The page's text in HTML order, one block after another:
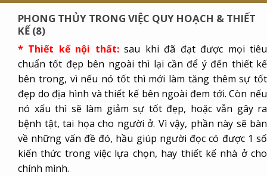
PHONG THỦY TRONG VIỆC QUY HOẠCH & THIẾT
KẾ (8)
* Thiết kế nội thất: sau khi đã đạt được mọi tiêu
chuẩn tốt đẹp bên ngoài thì lại cần để ý đến thiết kế
bên trong, vì nếu nó tốt thì mới làm tăng thêm sự tốt
đẹp do địa hình và thiết kế bên ngoài đem tới. Còn nếu
nó xấu thì sẽ làm giảm sự tốt đẹp, hoặc vẫn gây ra
bệnh tật, tai họa cho người ở. Vì vậy, phần này sẽ bàn
về những vấn đề đó, hầu giúp người đọc có được 1 số
kiến thức trong việc lựa chọn, hay thiết kế nhà ở cho
chính mình.